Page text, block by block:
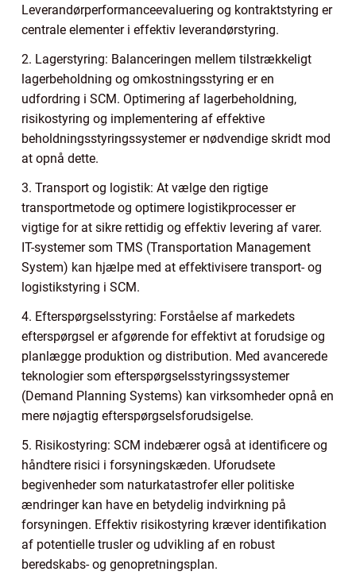
Leverandørperformanceevaluering og kontraktstyring er
centrale elementer i effektiv leverandørstyring.
2. Lagerstyring: Balanceringen mellem tilstrækkeligt
lagerbeholdning og omkostningsstyring er en
udfordring i SCM. Optimering af lagerbeholdning,
risikostyring og implementering af effektive
beholdningsstyringssystemer er nødvendige skridt mod
at opnå dette.
3. Transport og logistik: At vælge den rigtige
transportmetode og optimere logistikprocesser er
vigtige for at sikre rettidig og effektiv levering af varer.
IT-systemer som TMS (Transportation Management
System) kan hjælpe med at effektivisere transport- og
logistikstyring i SCM.
4. Efterspørgselsstyring: Forståelse af markedets
efterspørgsel er afgørende for effektivt at forudsige og
planlægge produktion og distribution. Med avancerede
teknologier som efterspørgselsstyringssystemer
(Demand Planning Systems) kan virksomheder opnå en
mere nøjagtig efterspørgselsforudsigelse.
5. Risikostyring: SCM indebærer også at identificere og
håndtere risici i forsyningskæden. Uforudsete
begivenheder som naturkatastrofer eller politiske
ændringer kan have en betydelig indvirkning på
forsyningen. Effektiv risikostyring kræver identifikation
af potentielle trusler og udvikling af en robust
beredskabs- og genopretningsplan.